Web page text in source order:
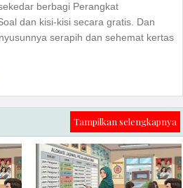
berbagi Perangkat
dan kisi-kisi secara gratis. Dan
serapih dan sehemat kertas
Tampilkan selengkapnya